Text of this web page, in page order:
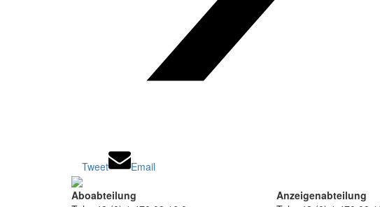
Tweet Email
Aboabteilung
Anzeigenabteilung